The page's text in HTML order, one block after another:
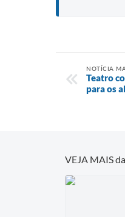
NOTÍCIA
Teatro
para os
VEJA MAIS